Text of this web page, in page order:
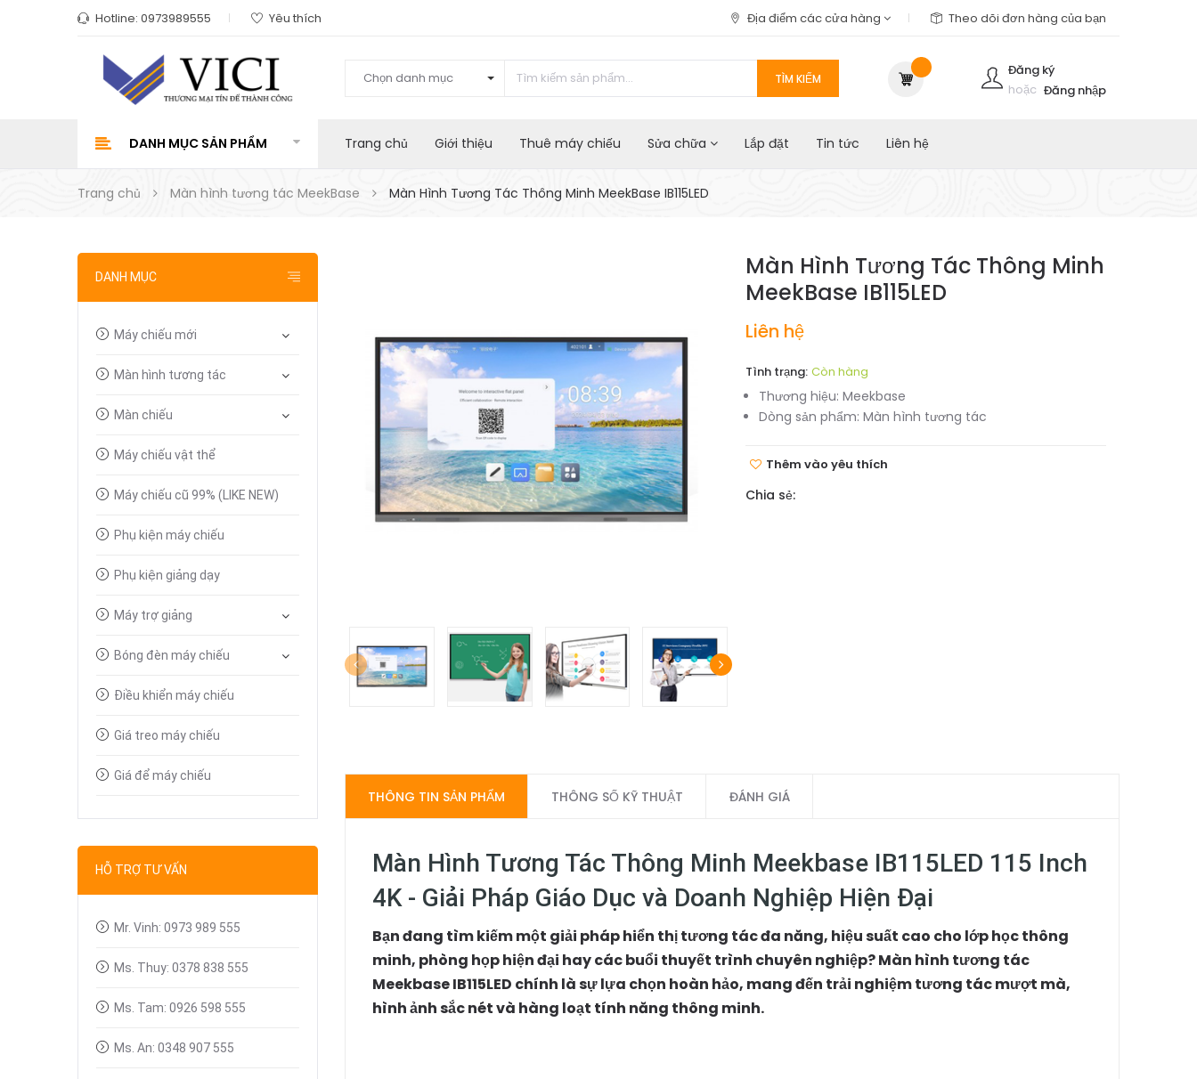
Hotline: 0973989555 Yêu thích Địa điểm các cửa hàng Theo dõi đơn hàng của bạn
Chọn danh mục TÌM KIẾM
Đăng ký
hoặc Đăng nhập
DANH MỤC SẢN PHẨM Trang chủ Giới thiệu Thuê máy chiếu Sửa chữa Lắp đặt Tin tức Liên hệ
Trang chủ Màn hình tương tác MeekBase Màn Hình Tương Tác Thông Minh MeekBase IB115LED
DANH MỤC
Máy chiếu mới
Màn hình tương tác
Màn chiếu
Máy chiếu vật thể
Máy chiếu cũ 99% (LIKE NEW)
Phụ kiện máy chiếu
Phụ kiện giảng dạy
Máy trợ giảng
Bóng đèn máy chiếu
Điều khiển máy chiếu
Giá treo máy chiếu
Giá để máy chiếu
Bút trình chiếu
Linh kiện máy chiếu
HỖ TRỢ TƯ VẤN
Mr. Vinh: 0973 989 555
Ms. Thuy: 0378 838 555
Ms. Tam: 0926 598 555
Ms. An: 0348 907 555
Màn Hình Tương Tác Thông Minh
MeekBase IB115LED
Liên hệ
Tình trạng: Còn hàng
Thương hiệu: Meekbase
Dòng sản phẩm: Màn hình tương tác
Thêm vào yêu thích
Chia sẻ:
THÔNG TIN SẢN PHẨM THÔNG SỐ KỸ THUẬT ĐÁNH GIÁ
Màn Hình Tương Tác Thông Minh Meekbase IB115LED 115 Inch
4K - Giải Pháp Giáo Dục và Doanh Nghiệp Hiện Đại
Bạn đang tìm kiếm một giải pháp hiển thị tương tác đa năng, hiệu suất cao cho lớp học thông
minh, phòng họp hiện đại hay các buổi thuyết trình chuyên nghiệp? Màn hình tương tác
Meekbase IB115LED chính là sự lựa chọn hoàn hảo, mang đến trải nghiệm tương tác mượt mà,
hình ảnh sắc nét và hàng loạt tính năng thông minh.